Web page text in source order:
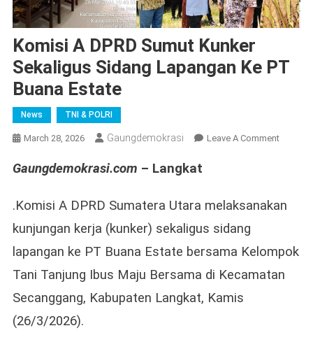
Komisi A DPRD Sumut Kunker
Sekaligus Sidang Lapangan Ke PT
Buana Estate
News TNI & POLRI
March 28, 2026 Gaungdemokrasi Leave A CommentOn
Sumut
Sidang
Ke
Gaungdemokrasi.com – Langkat
.Komisi A DPRD Sumatera Utara melaksanakan
kunjungan kerja (kunker) sekaligus sidang
lapangan ke PT Buana Estate bersama Kelompok
Tani Tanjung Ibus Maju Bersama di Kecamatan
Secanggang, Kabupaten Langkat, Kamis
(26/3/2026).